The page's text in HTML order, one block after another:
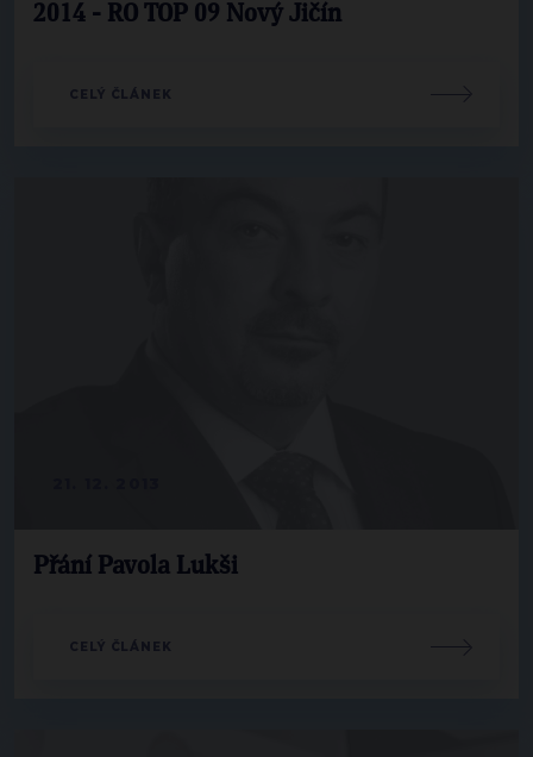
2014 - RO TOP 09 Nový Jičín
CELÝ ČLÁNEK
Přání Pavola Lukši
CELÝ ČLÁNEK